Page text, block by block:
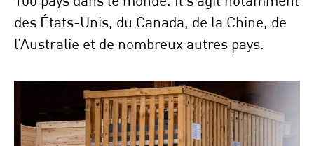
des États-Unis, du Canada, de la Chine, de
l’Australie et de nombreux autres pays.